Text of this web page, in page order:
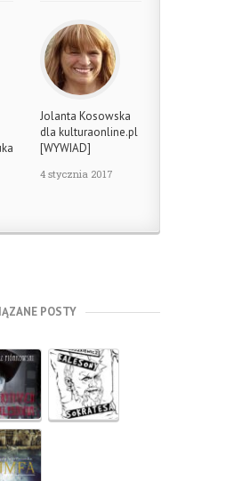
Jolanta Kosowska
dla kulturaonline.pl
[WYWIAD]
4 stycznia 2017
POSTY